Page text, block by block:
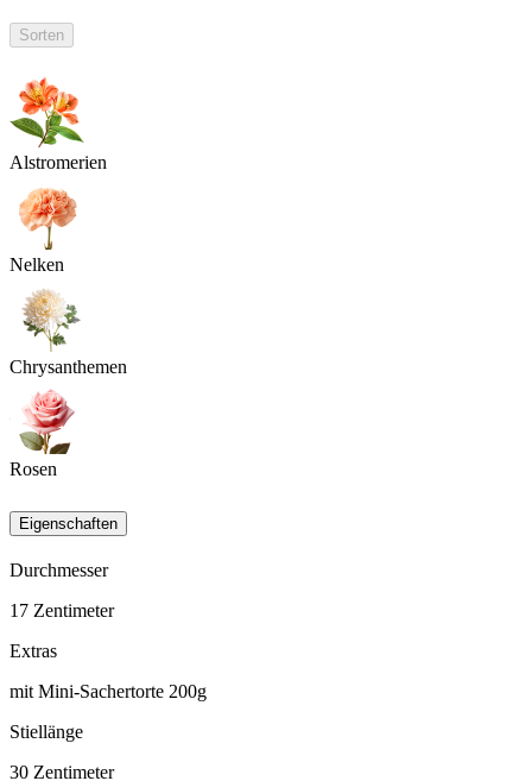
Sorten
Alstromerien
Nelken
Chrysanthemen
Rosen
Eigenschaften
Durchmesser
17 Zentimeter
Extras
mit Mini-Sachertorte 200g
Stiellänge
30 Zentimeter